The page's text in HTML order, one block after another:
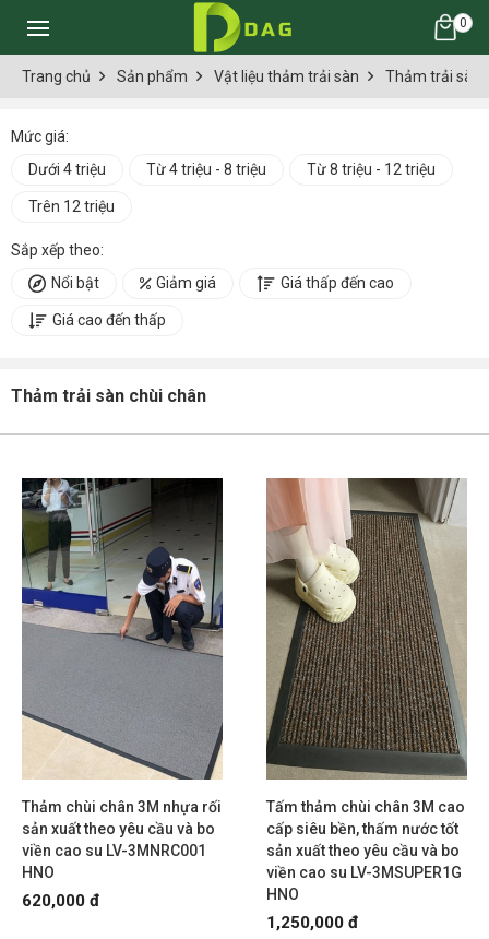
0
Trang chủ Sản phẩm Vật liệu thảm trải sàn Thảm trải sàn
Mức giá:
Dưới 4 triệu
Từ 4 triệu - 8 triệu Từ 8 triệu - 12 triệu
Trên 12 triệu
Sắp xếp theo:
Nổi bật
Giảm giá Giá thấp đến cao
Giá cao đến thấp
Thảm trải sàn chùi chân
Thảm chùi chân 3M nhựa rối
sản xuất theo yêu cầu và bo
viền cao su LV-3MNRC001
HNO
620,000 đ
Tấm thảm chùi chân 3M cao
cấp siêu bền, thấm nước tốt
sản xuất theo yêu cầu và bo
viền cao su LV-3MSUPER1G
HNO
1,250,000 đ